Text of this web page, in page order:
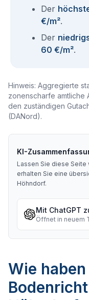
Der
€/m².
Der
60 €/m².
Hinweis: Aggregierte
zonenscharfe amtliche
den zuständigen
(DANord).
KI-
Lassen Sie diese Seite
erhalten Sie eine
Höhndorf.
Mit ChatGPT
Öffnet in neuem
Wie